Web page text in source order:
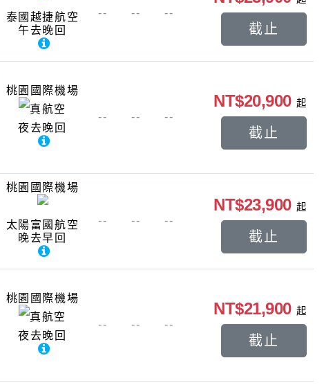
泰國越捷航空
午去晚回
-- -- --
截止
桃園國際機場
真航空
夜去晚回
-- -- --
NT$20,900 起
截止
桃園國際機場
太陽富國航空
晚去早回
-- -- --
NT$23,900 起
截止
桃園國際機場
真航空
夜去晚回
-- -- --
NT$21,900 起
截止